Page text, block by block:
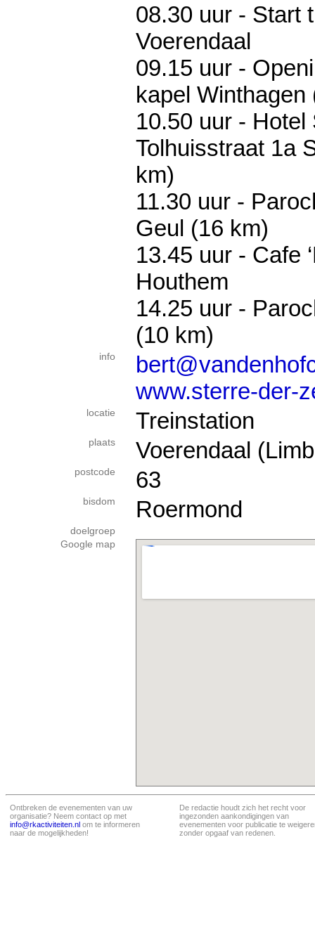
08.30 uur - Start
Voerendaal
09.15 uur -
kapel Winthagen
10.50 uur - Hotel
Tolhuisstraat 1a
km)
11.30 uur -
Geul (16 km)
13.45 uur - Cafe
Houthem
14.25 uur -
(10 km)
info
www.sterre-der-
locatie Treinstation
plaats Voerendaal
postcode 63
bisdom Roermond
doelgroep
Google map
Ontbreken de evenementen van uw
organisatie? Neem contact op met
info@rkactiviteiten.nl om te informeren
naar de mogelijkheden!
De redactie houdt zich het recht voor
ingezonden aankondigingen van
evenementen voor publicatie te
zonder opgaaf van redenen.